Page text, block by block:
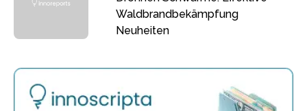
Waldbrandbekämpfung
Neuheiten